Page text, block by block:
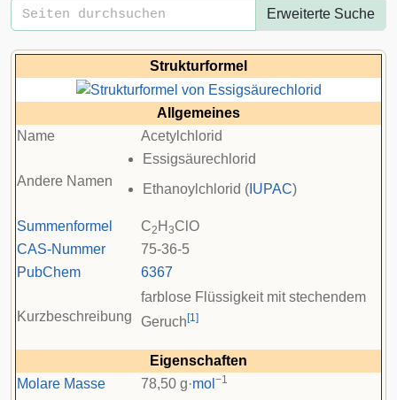
Erweiterte Suche
Strukturformel
Allgemeines
Name
Acetylchlorid
Andere Namen
Essigsäurechlorid
Ethanoylchlorid ( IUPAC)
Summenformel C2 H 3ClO
CAS-Nummer
75-36-5
PubChem
6367
Kurzbeschreibung
farblose Flüssigkeit mit stechendem
Geruch [1]
Eigenschaften
Molare Masse
78,50 g·mol −1